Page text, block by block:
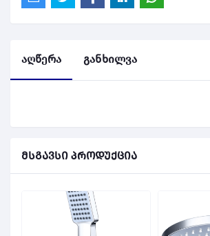
აღწერა განხილვა
მსგავსი პროდუქცია